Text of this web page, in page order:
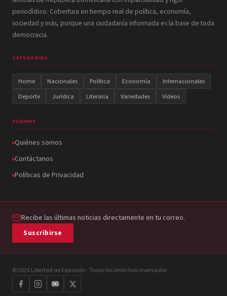
periodístico. Cobertura en tiempo real de política, economía,
sociedad y más, porque una ciudadanía informada es la base de toda
democracia.
CATEGORÍAS
Home Nacionales Política Economía
Internacionales
Deporte
Jurídica Literaria Variedades Videos
PÁGINAS
Quiénes somos
Contáctanos
Políticas de Privacidad
Recibe las últimas noticias directamente en tu correo.
Suscribirse
© 2026 Libertad de Expresión · Todos los derechos reservados